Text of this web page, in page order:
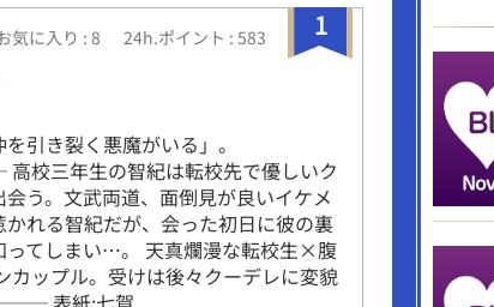
1
気に入り : 8 24h.ポイント : 583
引き裂く悪魔がいる」。
年生の智紀は転校先で優しいク
う。文武両道、面倒見が良いイケメ
かれる智紀だが、会った初日に彼の裏
ってしまい…。 天真爛漫な転校生×腹
カップル。受けは後々クーデレに変貌